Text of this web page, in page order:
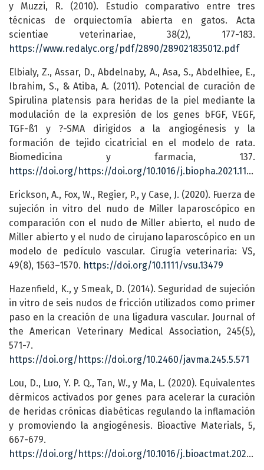
y Muzzi, R. (2010). Estudio comparativo entre tres
técnicas de orquiectomía abierta en gatos. Acta
scientiae veterinariae, 38(2), 177-183.
https://www.redalyc.org/pdf/2890/289021835012.pdf
Elbialy, Z., Assar, D., Abdelnaby, A., Asa, S., Abdelhiee, E.,
Ibrahim, S., & Atiba, A. (2011). Potencial de curación de
Spirulina platensis para heridas de la piel mediante la
modulación de la expresión de los genes bFGF, VEGF,
TGF-ß1 y ?-SMA dirigidos a la angiogénesis y la
formación de tejido cicatricial en el modelo de rata.
Biomedicina y farmacia, 137.
https://doi.org/https://doi.org/10.1016/j.biopha.2021.111349
Erickson, A., Fox, W., Regier, P., y Case, J. (2020). Fuerza de
sujeción in vitro del nudo de Miller laparoscópico en
comparación con el nudo de Miller abierto, el nudo de
Miller abierto y el nudo de cirujano laparoscópico en un
modelo de pedículo vascular. Cirugía veterinaria: VS,
49(8), 1563–1570. https://doi.org/10.1111/vsu.13479
Hazenfield, K., y Smeak, D. (2014). Seguridad de sujeción
in vitro de seis nudos de fricción utilizados como primer
paso en la creación de una ligadura vascular. Journal of
the American Veterinary Medical Association, 245(5),
571-7.
https://doi.org/https://doi.org/10.2460/javma.245.5.571
Lou, D., Luo, Y. P. Q., Tan, W., y Ma, L. (2020). Equivalentes
dérmicos activados por genes para acelerar la curación
de heridas crónicas diabéticas regulando la inflamación
y promoviendo la angiogénesis. Bioactive Materials, 5,
667-679.
https://doi.org/https://doi.org/10.1016/j.bioactmat.2020.04.018